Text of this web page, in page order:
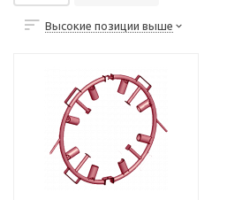
Высокие позиции выше